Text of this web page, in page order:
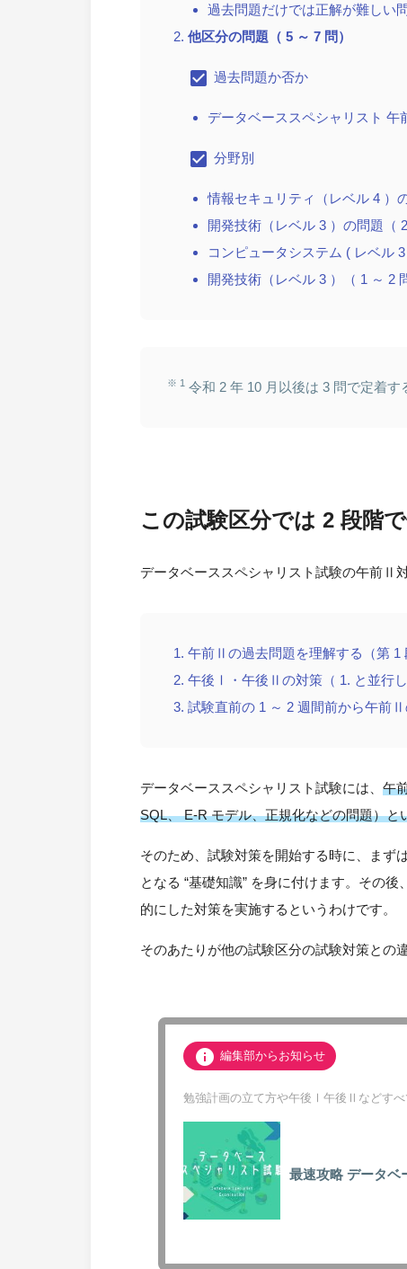
過去問題だけでは正解が難しい
他区分の問題（ 5 ～ 7 問）
check_box 過去問題か否か
データベーススペシャリスト 午
check_box 分野別
情報セキュリティ（レベル 4 ）
開発技術（レベル 3 ）の問題（ 2
コンピュータシステム ( レベル 3
開発技術（レベル 3 ）（ 1 ～ 2
※ 1 令和 2 年 10 月以後は 3 問で定着す
この試験区分では 2 段階
データベーススペシャリスト試験の午前Ⅱ
午前Ⅱの過去問題を理解する（第 1
午後Ⅰ・午後Ⅱの対策（ 1. と並行し
試験直前の 1 ～ 2 週間前から午前Ⅱ
データベーススペシャリスト試験には、午
SQL、 E-R モデル、正規化などの問題）と
そのため、試験対策を開始する時に、ま
となる “基礎知識” を身に付けます。その
的にした対策を実施するというわけです。
そのあたりが他の試験区分の試験対策との
info 編集部からお知らせ
勉強計画の立て方や午後Ⅰ午後Ⅱなどすべ
最速攻略データベ